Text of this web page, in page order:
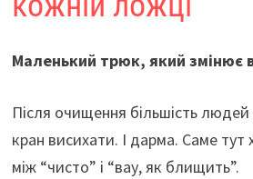
Маленький трюк, який змінює
Після очищення більшість
кран висихати. І дарма. Саме тут
між “чисто” і “вау, як блищить”.